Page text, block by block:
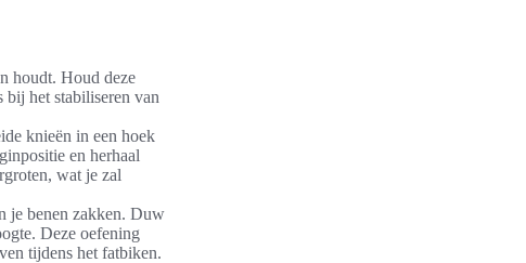
houdt. Houd deze
het stabiliseren van
knieën in een hoek
en herhaal
wat je zal
je benen zakken. Duw
Deze oefening
tijdens het fatbiken.